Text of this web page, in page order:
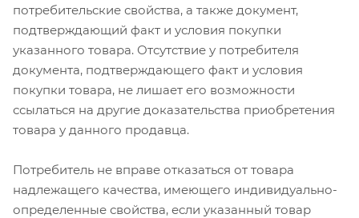
потребительские свойства, а также документ,
подтверждающий факт и условия покупки
указанного товара. Отсутствие у потребителя
документа, подтверждающего факт и условия
покупки товара, не лишает его возможности
ссылаться на другие доказательства приобретения
товара у данного продавца.
Потребитель не вправе отказаться от товара
надлежащего качества, имеющего индивидуально-
определенные свойства, если указанный товар